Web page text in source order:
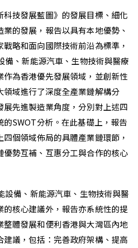
技發展藍圖》的發展目標、細化
的發展，報告以具有本地優勢、
略和面向國際技術前沿為標準，
備、新能源汽車、生物技術與醫療
為香港優先發展領域，並創新性
領域進行了深度全產業鏈解構分
先進製造業角度，分別對上述四
SWOT分析。在此基礎上，報告
個領域佈局的具體產業鏈環節，
勢互補、互惠分工與合作的核心
設備、新能源汽車、生物技術與醫
核心建議外，報告亦系統性的提
整體發展和便利香港與大灣區內地
議，包括：完善政府架構、提高